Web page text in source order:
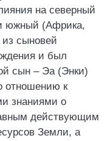
на северный
южный (Африка,
сыновей
и был
сын – Эа (Энки)
отношению к
знаниями о
действующим
Земли, а